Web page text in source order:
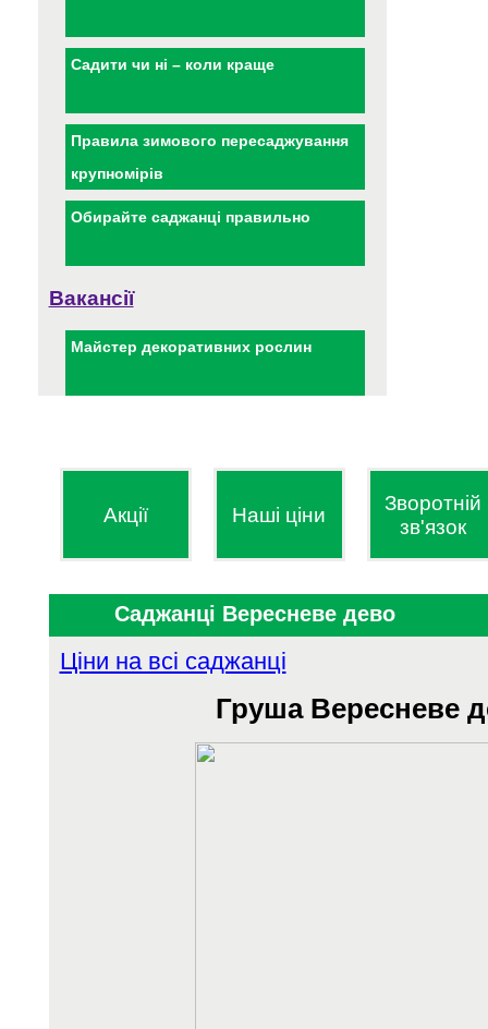
Садити чи ні – коли краще
Правила зимового пересаджування
крупномірів
Обирайте саджанці правильно
Вакансії
Майстер декоративних рослин
Акції Наші ціни
Зворотній
зв'язок
Саджанці Вересневе дево
Ціни на всі саджанці
Груша Вересневе